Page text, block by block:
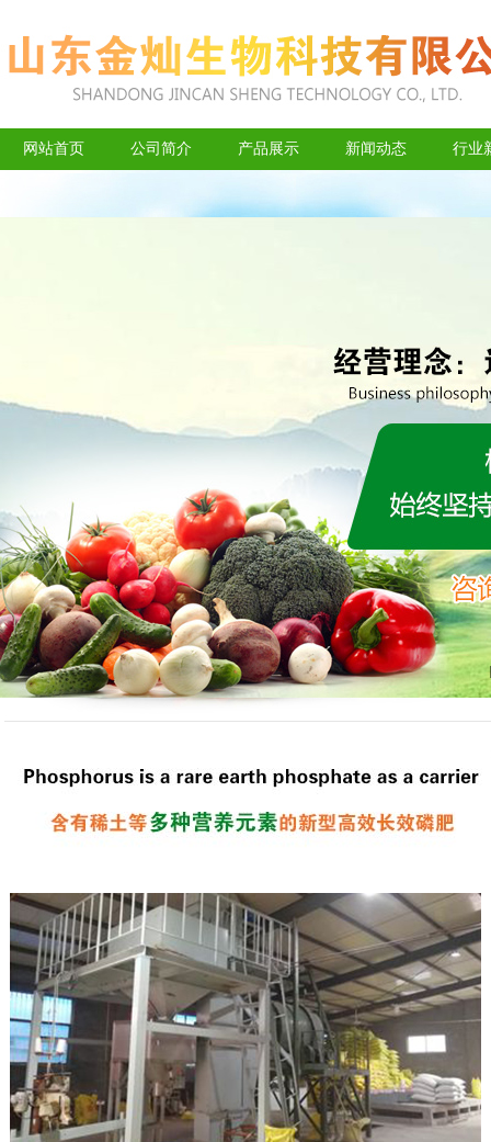
网站首页 公司简介 产品展示 新闻动态 行业